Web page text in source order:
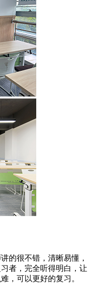
的很不错，清晰易懂，
者，完全听得明白，让
，可以更好的复习。